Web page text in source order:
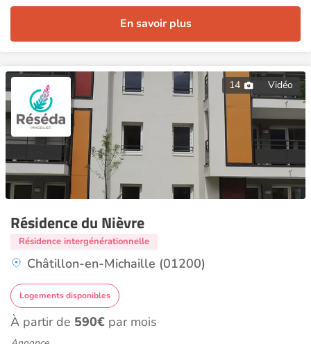
En savoir plus
14 Vidéo
Résidence du Nièvre
Résidence intergénérationnelle
Châtillon-en-Michaille (01200)
Logements disponibles
À partir de 590€ par mois